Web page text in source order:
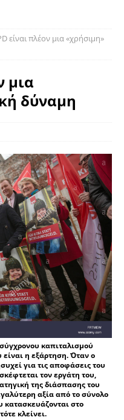
είναι πλέον μια «χρήσιμη»
μια
δύναμη
καπιταλισμού
είναι η εξάρτηση. Όταν ο
για τις αποφάσεις του
τον εργάτη του,
της διάσπασης του
αξία από το σύνολο
κατασκευάζονται στο
κλείνει.